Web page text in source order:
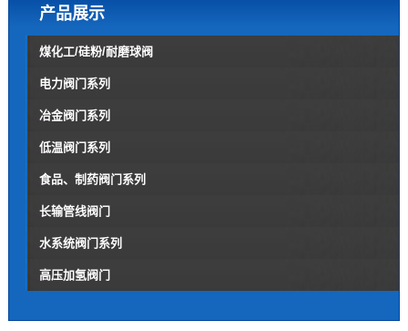
产品展示
煤化工/硅粉/耐磨球阀
电力阀门系列
冶金阀门系列
低温阀门系列
食品、制药阀门系列
长输管线阀门
水系统阀门系列
高压加氢阀门